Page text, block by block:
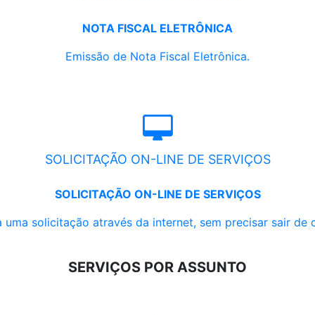
NOTA FISCAL ELETRÔNICA
Emissão de Nota Fiscal Eletrônica.
SOLICITAÇÃO ON-LINE DE SERVIÇOS
SOLICITAÇÃO ON-LINE DE SERVIÇOS
uma solicitação através da internet, sem precisar sair de
SERVIÇOS POR ASSUNTO